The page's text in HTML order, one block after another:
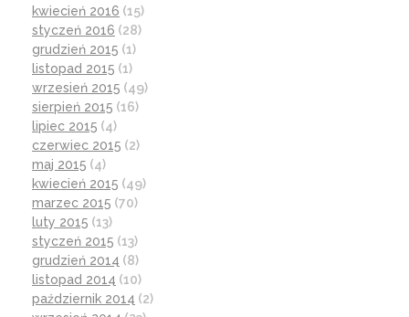
kwiecień 2016 (15)
styczeń 2016 (28)
grudzień 2015 (1)
listopad 2015 (1)
wrzesień 2015 (49)
sierpień 2015 (16)
lipiec 2015 (4)
czerwiec 2015 (2)
maj 2015 (4)
kwiecień 2015 (49)
marzec 2015 (70)
luty 2015 (13)
styczeń 2015 (13)
grudzień 2014 (8)
listopad 2014 (10)
październik 2014 (2)